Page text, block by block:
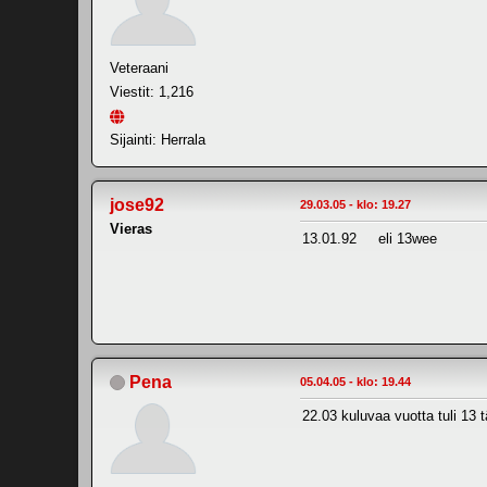
Veteraani
Viestit: 1,216
Sijainti: Herrala
jose92
Vieras
29.03.05 - klo: 19.27
13.01.92 eli 13wee
Pena 05.04.05 - klo: 19.44
22.03 kuluvaa vuotta tuli 13